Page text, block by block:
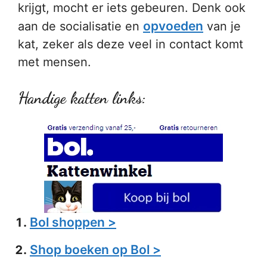
krijgt, mocht er iets gebeuren. Denk ook
aan de socialisatie en opvoeden van je
kat, zeker als deze veel in contact komt
met mensen.
Handige katten links:
Bol shoppen >
Shop boeken op Bol >